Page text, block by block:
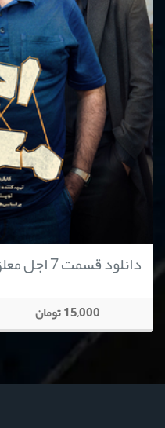
دانلود قسمت 7 اجل معلق با کیفیت 480
15,000 تومان